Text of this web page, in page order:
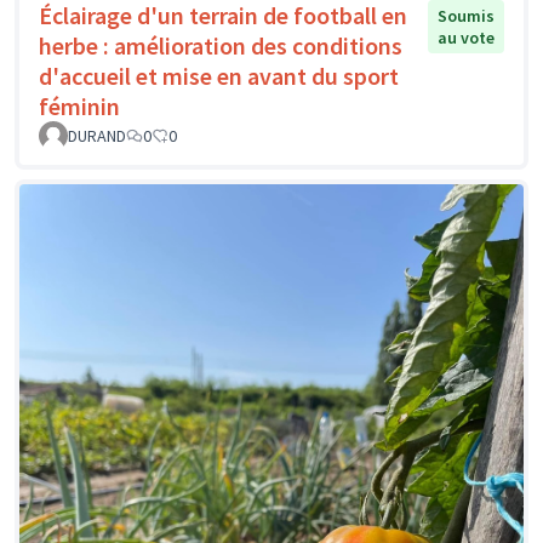
Éclairage d'un terrain de football en
herbe : amélioration des conditions
d'accueil et mise en avant du sport
féminin
Soumis
au vote
DURAND 0 0